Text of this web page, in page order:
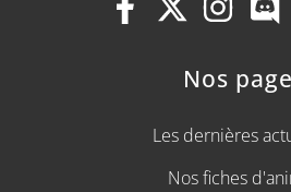
Nos
Les dernières
Nos fiches